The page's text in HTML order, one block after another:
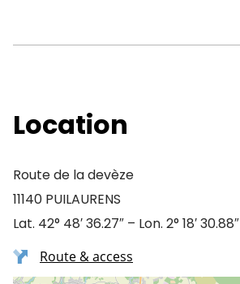
Location
Route de la devèze
11140 PUILAURENS
Lat. 42° 48′ 36.27″ – Lon. 2° 18′ 30.88″
Route & access